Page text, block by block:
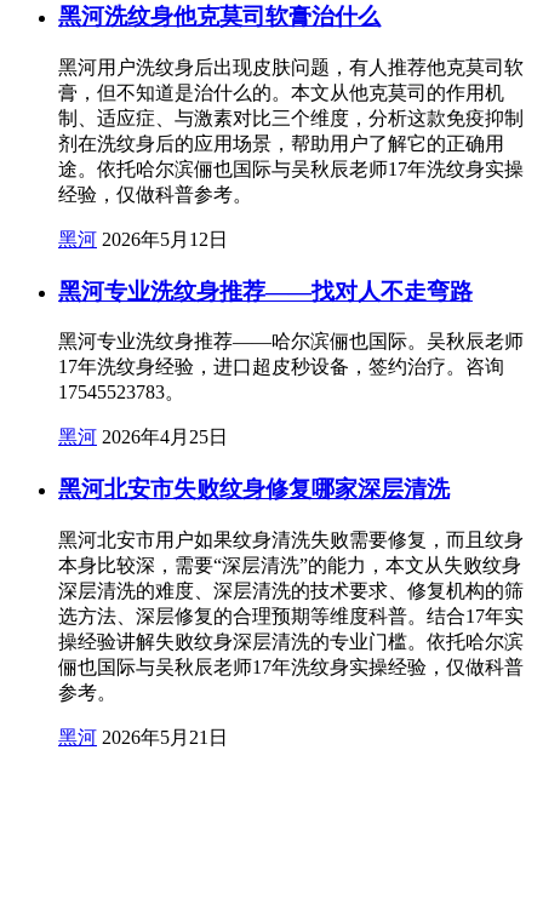
黑河洗纹身他克莫司软膏治什么
黑河用户洗纹身后出现皮肤问题，有人推荐他克莫司软
膏，但不知道是治什么的。本文从他克莫司的作用机
制、适应症、与激素对比三个维度，分析这款免疫抑制
剂在洗纹身后的应用场景，帮助用户了解它的正确用
途。依托哈尔滨俪也国际与吴秋辰老师17年洗纹身实操
经验，仅做科普参考。
黑河 2026年5月12日
黑河专业洗纹身推荐——找对人不走弯路
黑河专业洗纹身推荐——哈尔滨俪也国际。吴秋辰老师
17年洗纹身经验，进口超皮秒设备，签约治疗。咨询
17545523783。
黑河 2026年4月25日
黑河北安市失败纹身修复哪家深层清洗
黑河北安市用户如果纹身清洗失败需要修复，而且纹身
本身比较深，需要“深层清洗”的能力，本文从失败纹身
深层清洗的难度、深层清洗的技术要求、修复机构的筛
选方法、深层修复的合理预期等维度科普。结合17年实
操经验讲解失败纹身深层清洗的专业门槛。依托哈尔滨
俪也国际与吴秋辰老师17年洗纹身实操经验，仅做科普
参考。
黑河 2026年5月21日